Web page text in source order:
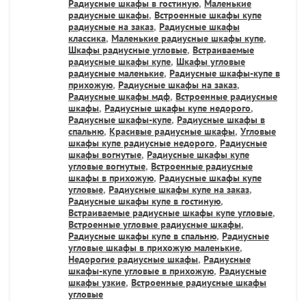
Радиусные шкафы в гостиную, Маленькие
радиусные шкафы, Встроенные шкафы купе
радиусные на заказ, Радиусные шкафы
классика, Маленькие радиусные шкафы купе,
Шкафы радиусные угловые, Встраиваемые
радиусные шкафы купе, Шкафы угловые
радиусные маленькие, Радиусные шкафы-купе в
прихожую, Радиусные шкафы на заказ,
Радиусные шкафы мдф, Встроенные радиусные
шкафы, Радиусные шкафы купе недорого,
Радиусные шкафы-купе, Радиусные шкафы в
спальню, Красивые радиусные шкафы, Угловые
шкафы купе радиусные недорого, Радиусные
шкафы вогнутые, Радиусные шкафы купе
угловые вогнутые, Встроенные радиусные
шкафы в прихожую, Радиусные шкафы купе
угловые, Радиусные шкафы купе на заказ,
Радиусные шкафы купе в гостиную,
Встраиваемые радиусные шкафы купе угловые,
Встроенные угловые радиусные шкафы,
Радиусные шкафы купе в спальню, Радиусные
угловые шкафы в прихожую маленькие,
Недорогие радиусные шкафы, Радиусные
шкафы-купе угловые в прихожую, Радиусные
шкафы узкие, Встроенные радиусные шкафы
угловые